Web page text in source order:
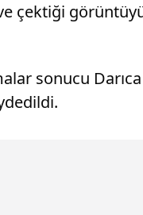
çektiği
sonucu